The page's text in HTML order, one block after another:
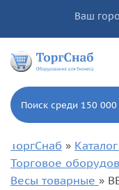
Ваш
ТоргСнаб »
Торговое
Весы товарные »